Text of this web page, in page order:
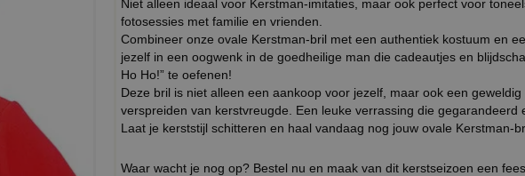
Niet alleen ideaal voor Kerstman-imitaties, maar ook perfect voor
fotosessies met familie en vrienden.
Combineer onze ovale Kerstman-bril met een authentiek kostuum en
jezelf in een oogwenk in de goedheilige man die cadeautjes en
Ho Ho!” te oefenen!
Deze bril is niet alleen een aankoop voor jezelf, maar ook een
verspreiden van kerstvreugde. Een leuke verrassing die gegarandeerd
Laat je kerststijl schitteren en haal vandaag nog jouw ovale Kerstman-
Waar wacht je nog op? Bestel nu en maak van dit kerstseizoen een